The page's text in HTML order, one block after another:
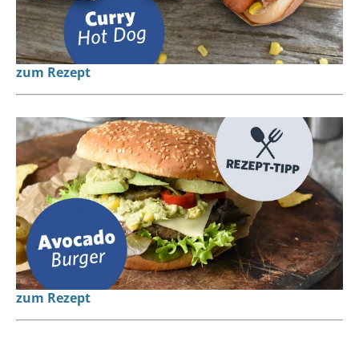
zum Rezept
zum Rezept